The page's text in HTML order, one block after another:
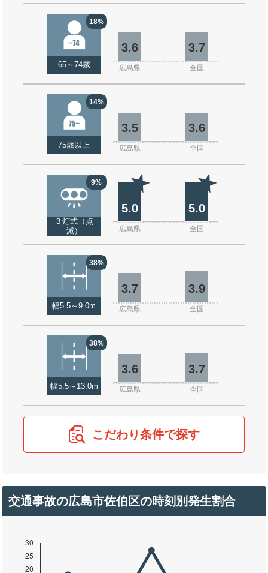
18%
65～74歳
3.6 3.7
広島県 全国
14%
75歳以上
3.5 3.6
広島県 全国
9%
３灯式（点
滅）
5.0 5.0
広島県 全国
38%
幅5.5～9.0m
3.7 3.9
広島県 全国
38%
幅5.5～13.0m
3.6 3.7
広島県 全国
こだわり条件で探す
交通事故の広島市佐伯区の時刻別発生割合